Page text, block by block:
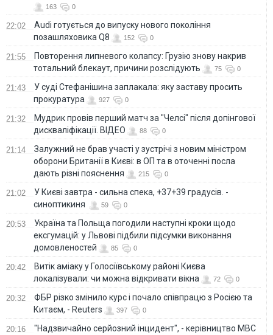
163 0
22:02
Audi готується до випуску нового покоління
позашляховика Q8
152 0
21:55
Повторення липневого колапсу: Грузію знову накрив
тотальний блекаут, причини розслідують
75 0
21:43
У суді Стефанішина заплакала: яку заставу просить
прокуратура
927 0
21:32
Мудрик провів перший матч за "Челсі" після допінгової
дискваліфікації. ВІДЕО
88 0
21:14
Залужний не брав участі у зустрічі з новим міністром
оборони Британії в Києві: в ОП та в оточенні посла
дають різні пояснення
215 0
21:02
У Києві завтра - сильна спека, +37+39 градусів. -
синоптикиня
59 0
20:53
Україна та Польща погодили наступні кроки щодо
ексгумацій: у Львові підбили підсумки виконання
домовленостей
85 0
20:42
Витік аміаку у Голосіївському районі Києва
локалізували: чи можна відкривати вікна
72 0
20:32
ФБР різко змінило курс і почало співпрацю з Росією та
Китаєм, - Reuters
397 0
20:16
"Надзвичайно серйозний інцидент", - керівництво МВС